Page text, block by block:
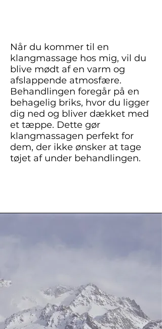
Når du kommer til en
klangmassage hos mig, vil du
blive mødt af en varm og
afslappende atmosfære.
Behandlingen foregår på en
behagelig briks, hvor du ligger
dig ned og bliver dækket med
et tæppe. Dette gør
klangmassagen perfekt for
dem, der ikke ønsker at tage
tøjet af under behandlingen.